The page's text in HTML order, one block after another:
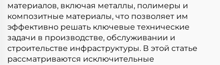
материалов, включая металлы, полимеры и
композитные материалы, что позволяет им
эффективно решать ключевые технические
задачи в производстве, обслуживании и
строительстве инфраструктуры. В этой статье
рассматриваются исключительные